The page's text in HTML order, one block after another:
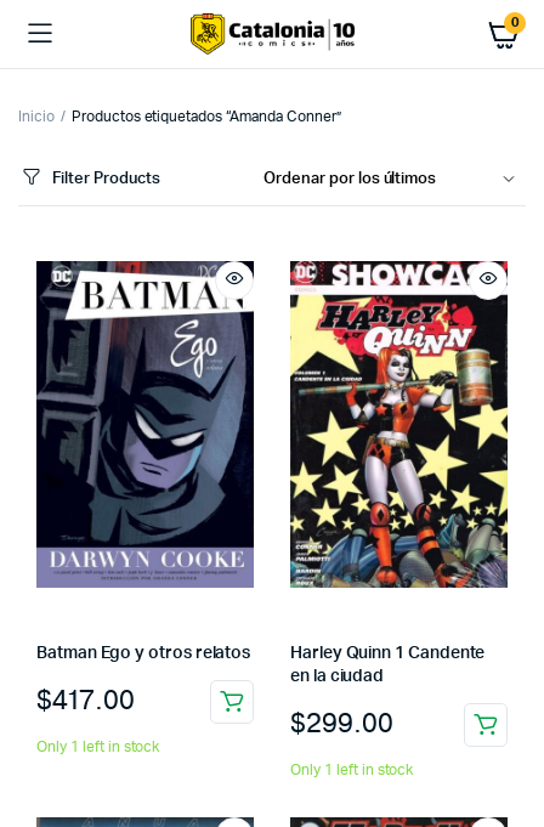
0
Inicio Productos etiquetados “Amanda Conner”
Filter Products
Batman Ego y otros relatos
$417.00
Only 1 left in stock
Harley Quinn 1 Candente
en la ciudad
$299.00
Only 1 left in stock